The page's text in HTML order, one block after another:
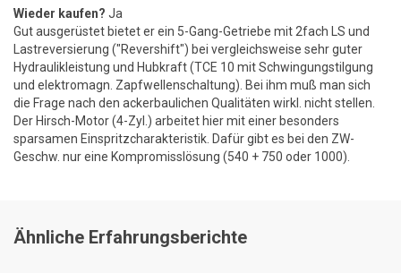
Wieder kaufen? Ja
Gut ausgerüstet bietet er ein 5-Gang-Getriebe mit 2fach LS und
Lastreversierung ("Revershift") bei vergleichsweise sehr guter
Hydraulikleistung und Hubkraft (TCE 10 mit Schwingungstilgung
und elektromagn. Zapfwellenschaltung). Bei ihm muß man sich
die Frage nach den ackerbaulichen Qualitäten wirkl. nicht stellen.
Der Hirsch-Motor (4-Zyl.) arbeitet hier mit einer besonders
sparsamen Einspritzcharakteristik. Dafür gibt es bei den ZW-
Geschw. nur eine Kompromisslösung (540 + 750 oder 1000).
Ähnliche Erfahrungsberichte